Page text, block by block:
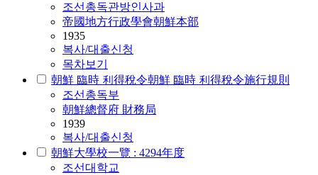
조선총독관방인사과
帝國地方行政學會朝鮮本部
1935
복사/대출신청
목차보기
朝鮮 臨時 利得稅令朝鮮 臨時 利得稅令施行規則
조선총독부
朝鮮總督府 財務局
1939
복사/대출신청
朝鮮大學校一覽 : 4294年度
조선대학교